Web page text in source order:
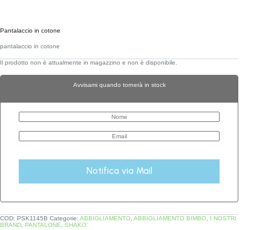
Pantalaccio in cotone
pantalaccio in cotone
Il prodotto non è attualmente in magazzino e non è disponibile.
Avvisami quando tornerà in stock
Notifica via Mail
COD: PSK1145B Categorie: ABBIGLIAMENTO ABBIGLIAMENTO BIMBO
I NOSTRI
BRAND PANTALONE SHAKO'